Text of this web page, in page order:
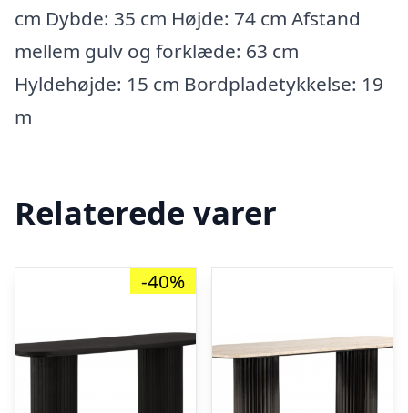
cm Dybde: 35 cm Højde: 74 cm Afstand
mellem gulv og forklæde: 63 cm
Hyldehøjde: 15 cm Bordpladetykkelse: 19
m
Relaterede varer
-40%